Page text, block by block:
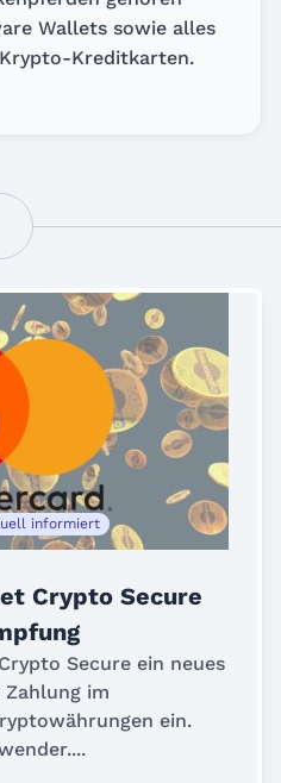
Wallets sowie alles
Kreditkarten.
informiert
Crypto Secure
Secure ein neues
im
ein.